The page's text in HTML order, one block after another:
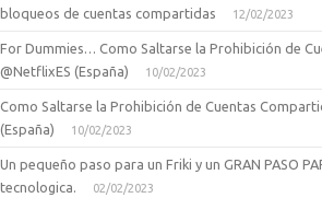
bloqueos de cuentas compartidas
12/02/2023
For Dummies… Como Saltarse la Prohibición de
@NetflixES (España)
10/02/2023
Como Saltarse la Prohibición de Cuentas
(España)
10/02/2023
Un pequeño paso para un Friki y un GRAN PASO
tecnologica.
02/02/2023